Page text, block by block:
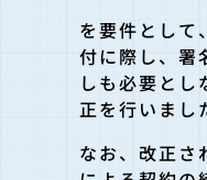
を要件として
付に際し、署
しも必要とし
正を行いまし
なお、改正さ